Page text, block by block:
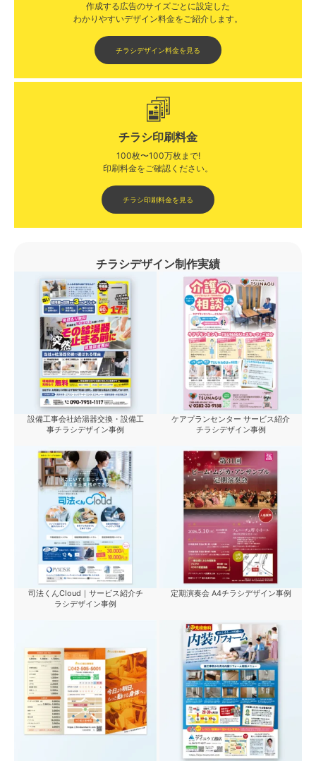
作成する広告のサイズごとに設定した
わかりやすいデザイン料金をご紹介します。​​
チラシデザイン料金を見る
チラシ印刷料金
100枚〜100万枚まで!
印刷料金をご確認ください。​
チラシ印刷料金を見る
チラシデザイン制作実績
設備工事会社給湯器交換・設備工
事チラシデザイン事例
ケアプランセンター サービス紹介
チラシデザイン事例
司法くんCloud｜サービス紹介チ
ラシデザイン事例
定期演奏会 A4チラシデザイン事例